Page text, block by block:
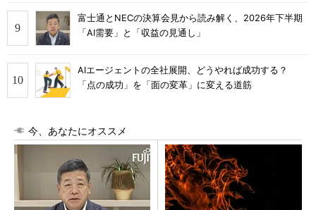
富士通とNECの決算会見から読み解く、2026年下半期
「AI需要」と「収益の見通し」
AIエージェントの全社展開、どうやれば成功する？
「点の成功」を「面の変革」に変える道筋
今、あなたにオススメ